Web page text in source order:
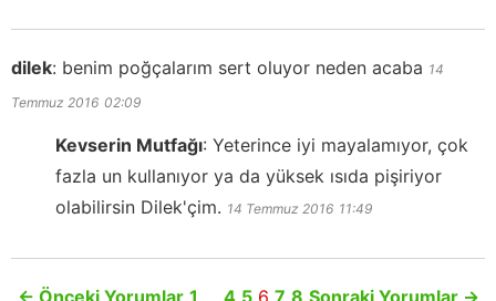
dilek: benim poğçalarım sert oluyor neden acaba 14
Temmuz 2016 02:09
Kevserin Mutfağı: Yeterince iyi mayalamıyor, çok
fazla un kullanıyor ya da yüksek ısıda pişiriyor
olabilirsin Dilek'çim. 14 Temmuz 2016 11:49